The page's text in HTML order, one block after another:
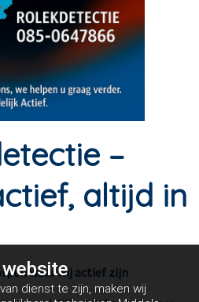
–
altijd in
waar wij actief zijn
dienst te zijn, maken wij